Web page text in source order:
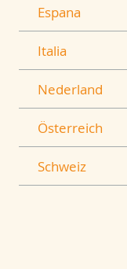
Espana
Italia
Nederland
Österreich
Schweiz